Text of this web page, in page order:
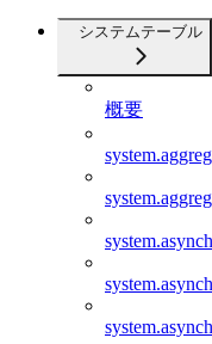
システムテーブル
概要